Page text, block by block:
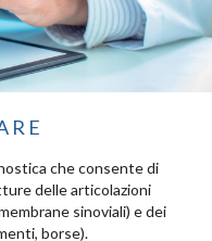
che consente di
delle articolazioni
sinoviali) e dei
borse).